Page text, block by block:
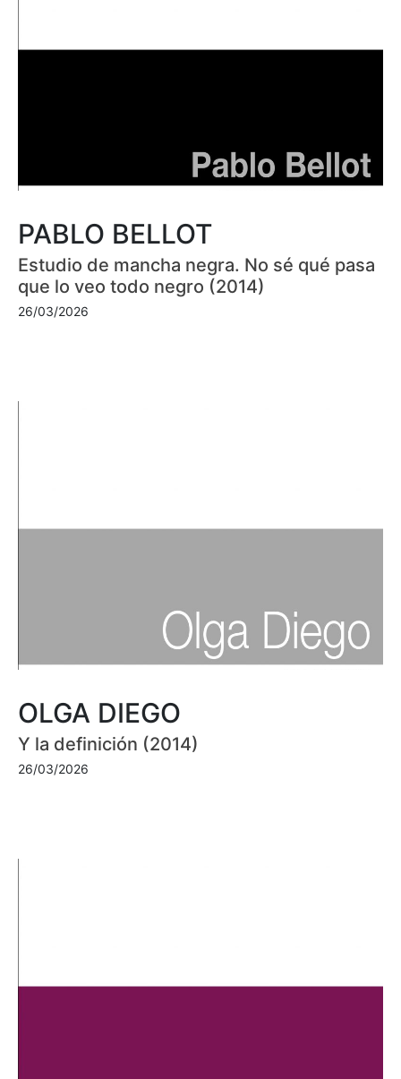
PABLO BELLOT
Estudio de mancha negra. No sé qué pasa
que lo veo todo negro (2014)
26/03/2026
OLGA DIEGO
Y la definición (2014)
26/03/2026